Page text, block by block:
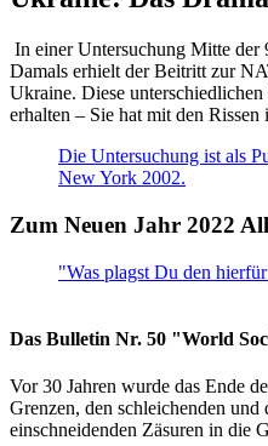
In einer Untersuchung Mitte der
Damals erhielt der Beitritt zur
Ukraine. Diese
erhalten – Sie hat mit den
Die Untersuchung ist als
New York 2002.
Zum Neuen Jahr 2022
"Was plagst Du den
Das Bulletin Nr. 50 "World
Vor 30 Jahren wurde das Ende
Grenzen, den schleichenden
einschneidenden Zäsuren in die